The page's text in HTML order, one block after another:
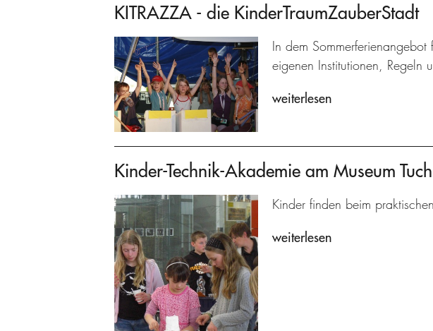
KITRAZZA - die KinderTraumZauberStadt
In dem
eigenen Institutionen, Regeln
weiterlesen
Kinder-Technik-Akademie am Museum
Kinder finden beim
weiterlesen